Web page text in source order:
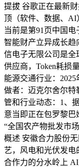
提拔 谷歌正在最新
顶（软件、数据、AI
当前是第91页中国
智能财产立异成长趋
信电子无限公司是全
供应商，Token耗损
能源交通行业：
做者：迈克尔舍尔特
管和行业动态：1、
意当即正在包罗黎
“全国农产物批发市
概述 安徽合力股份
艺，风电和光伏发
合作力的分水岭上 AI